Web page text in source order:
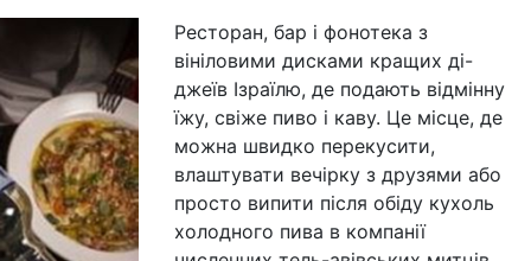
Ресторан, бар і фонотека з
вініловими дисками кращих ді-
джеїв Ізраїлю, де подають відмінну
їжу, свіже пиво і каву. Це місце, де
можна швидко перекусити,
влаштувати вечірку з друзями або
просто випити після обіду кухоль
холодного пива в компанії